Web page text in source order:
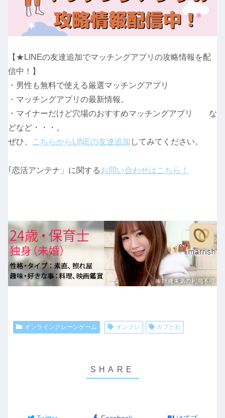
【★LINEの友達追加でマッチングアプリの攻略情報を配
信中！】
・男性も無料で使える厳選マッチングアプリ
・マッチングアプリの最新情報。
・マイナーだけど穴場のおすすめマッチングアプリ な
どなど・・・。
ぜひ、
こちらからLINEの友達追加 してみてください。
｢恋活アンテナ」に関するお問い合わせはこちら！
オンラインクレーンゲーム オンクレ カプとれ